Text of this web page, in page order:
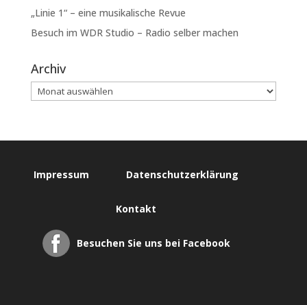
„Linie 1“ – eine musikalische Revue
Besuch im WDR Studio – Radio selber machen
Archiv
Impressum Datenschutzerklärung
Kontakt
Besuchen Sie uns bei Facebook